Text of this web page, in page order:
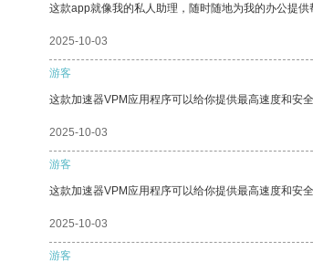
这款app就像我的私人助理，随时随地为我的办公提
2025-10-03
游客
这款加速器VPM应用程序可以给你提供最高速度和安
2025-10-03
游客
这款加速器VPM应用程序可以给你提供最高速度和安
2025-10-03
游客